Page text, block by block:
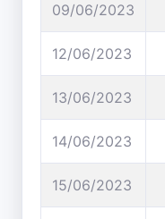
09/06/2023
12/06/2023
13/06/2023
14/06/2023
15/06/2023